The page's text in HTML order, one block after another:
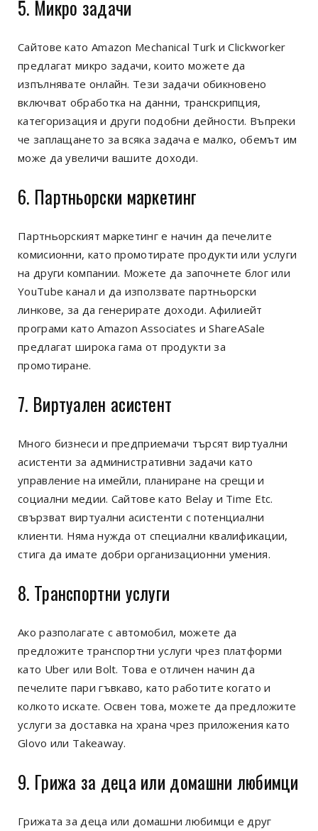
5. Микро задачи
Сайтове като Amazon Mechanical Turk и Clickworker
предлагат микро задачи, които можете да
изпълнявате онлайн. Тези задачи обикновено
включват обработка на данни, транскрипция,
категоризация и други подобни дейности. Въпреки
че заплащането за всяка задача е малко, обемът им
може да увеличи вашите доходи.
6. Партньорски маркетинг
Партньорският маркетинг е начин да печелите
комисионни, като промотирате продукти или услуги
на други компании. Можете да започнете блог или
YouTube канал и да използвате партньорски
линкове, за да генерирате доходи. Афилиейт
програми като Amazon Associates и ShareASale
предлагат широка гама от продукти за
промотиране.
7. Виртуален асистент
Много бизнеси и предприемачи търсят виртуални
асистенти за административни задачи като
управление на имейли, планиране на срещи и
социални медии. Сайтове като Belay и Time Etc.
свързват виртуални асистенти с потенциални
клиенти. Няма нужда от специални квалификации,
стига да имате добри организационни умения.
8. Транспортни услуги
Ако разполагате с автомобил, можете да
предложите транспортни услуги чрез платформи
като Uber или Bolt. Това е отличен начин да
печелите пари гъвкаво, като работите когато и
колкото искате. Освен това, можете да предложите
услуги за доставка на храна чрез приложения като
Glovo или Takeaway.
9. Грижа за деца или домашни любимци
Грижата за деца или домашни любимци е друг